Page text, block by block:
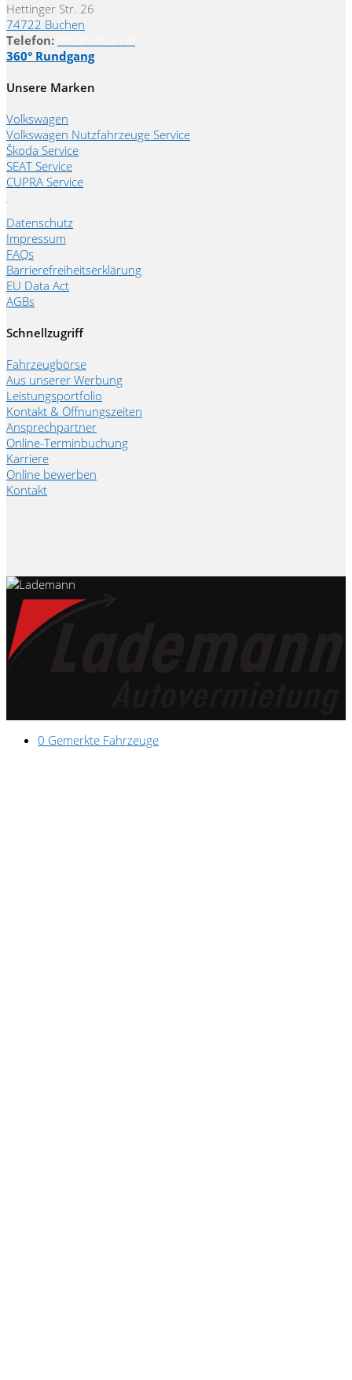
Hettinger Str. 26
74722 Buchen
Telefon:
360° Rundgang
Unsere Marken
Volkswagen
Volkswagen Nutzfahrzeuge Service
Škoda Service
SEAT Service
CUPRA Service
Datenschutz
Impressum
FAQs
Barrierefreiheitserklärung
EU Data Act
AGBs
Schnellzugriff
Fahrzeugbörse
Aus unserer Werbung
Leistungsportfolio
Kontakt & Öffnungszeiten
Ansprechpartner
Online-Terminbuchung
Karriere
Online bewerben
Kontakt
0 Gemerkte Fahrzeuge